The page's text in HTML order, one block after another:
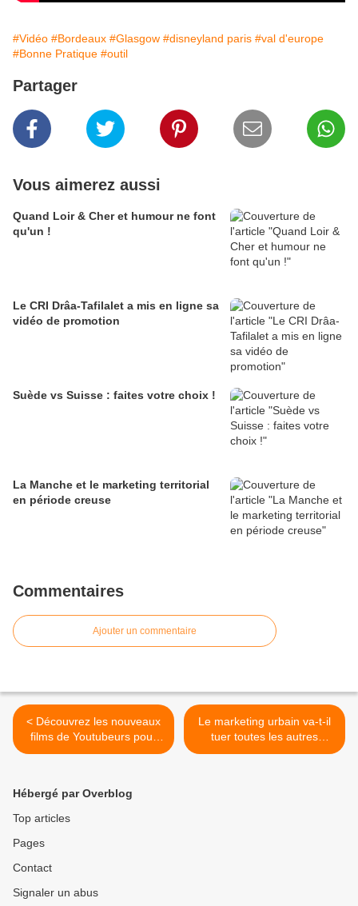
#Vidéo #Bordeaux #Glasgow #disneyland paris #val d'europe
#Bonne Pratique #outil
Partager
Vous aimerez aussi
Quand Loir & Cher et humour ne font
qu'un !
Le CRI Drâa-Tafilalet a mis en ligne sa
vidéo de promotion
Suède vs Suisse : faites votre choix !
La Manche et le marketing territorial
en période creuse
Commentaires
Ajouter un commentaire
< Découvrez les nouveaux
films de Youtubeurs pour
l'Auwwwergne
Le marketing urbain va-t-il
tuer toutes les autres
formes de marketing
Hébergé par Overblog
Top articles
Pages
Contact
Signaler un abus